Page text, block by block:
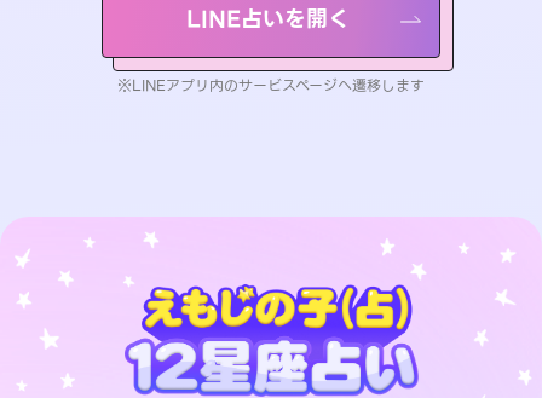
LINE占いを開く
※LINEアプリ内のサービスページへ遷移します